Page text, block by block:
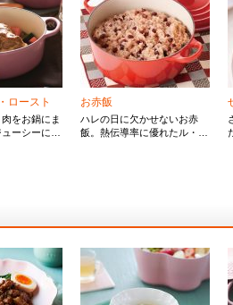
ロースト
をお鍋にま
ーシーに仕
お赤飯
ハレの日に欠かせないお赤
飯。熱伝導率に優れたル・ク